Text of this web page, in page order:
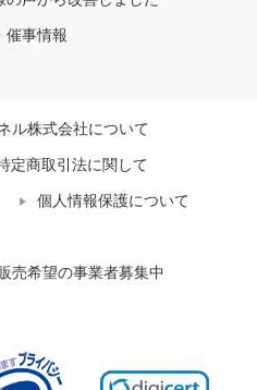
催事情報
ル株式会社について
定商取引法に関して
個人情報保護について
売希望の事業者募集中